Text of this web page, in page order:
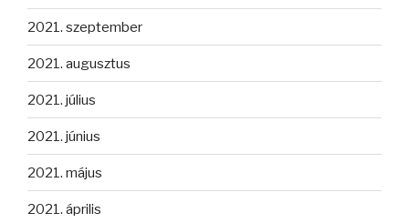
2021. szeptember
2021. augusztus
2021. július
2021. június
2021. május
2021. április